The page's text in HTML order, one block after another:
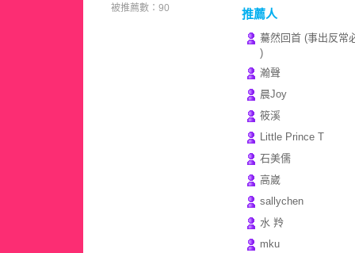
被推薦數： 90 推薦人
驀然回首 (事出反常
)
瀚聲
晨Joy
筱溪
Little Prince T
石美儒
高崴
sallychen
水 羚
mku